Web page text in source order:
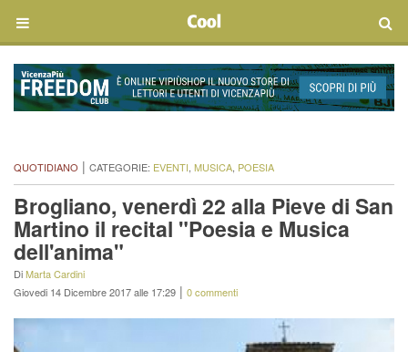
QUOTIDIANO | CATEGORIE: EVENTI, MUSICA, POESIA
Brogliano, venerdì 22 alla Pieve di San
Martino il recital "Poesia e Musica
dell'anima"
DiMarta Cardini
Giovedi 14 Dicembre 2017 alle 17:29 | 0 commenti